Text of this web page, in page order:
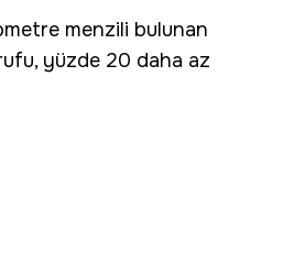
menzili bulunan
yüzde 20 daha az